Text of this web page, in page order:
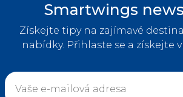
Smartwings
Získejte tipy na zajímavé
nabídky. Přihlaste se a získejte